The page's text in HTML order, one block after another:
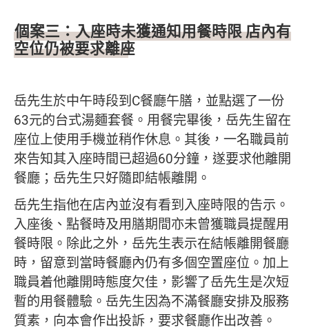
個案三：入座時未獲通知用餐時限 店內有
空位仍被要求離座
岳先生於中午時段到C餐廳午膳，並點選了一份
63元的台式湯麵套餐。用餐完畢後，岳先生留在
座位上使用手機並稍作休息。其後，一名職員前
來告知其入座時間已超過60分鐘，遂要求他離開
餐廳；岳先生只好隨即結帳離開。
岳先生指他在店內並沒有看到入座時限的告示。
入座後、點餐時及用膳期間亦未曾獲職員提醒用
餐時限。除此之外，岳先生表示在結帳離開餐廳
時，留意到當時餐廳內仍有多個空置座位。加上
職員着他離開時態度欠佳，影響了岳先生是次短
暫的用餐體驗。岳先生因為不滿餐廳安排及服務
質素，向本會作出投訴，要求餐廳作出改善。